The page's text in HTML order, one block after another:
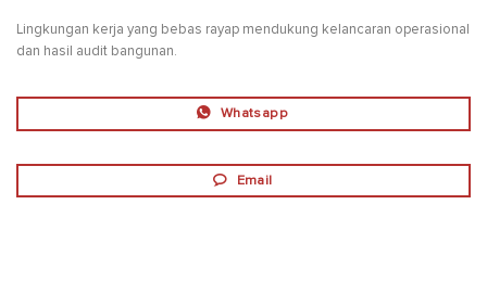
Lingkungan kerja yang bebas rayap mendukung kelancaran operasional
dan hasil audit bangunan.
Whatsapp
Email